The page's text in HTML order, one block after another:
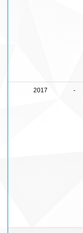
2017 -